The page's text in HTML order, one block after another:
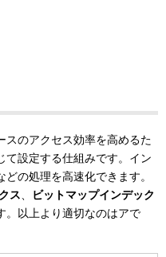
スのアクセス効率を高めるた
て設定する仕組みです。イン
の処理を高速化できます。
ス
ビットマップインデック
。以上より適切なのはアで